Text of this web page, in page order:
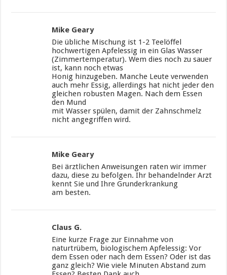
Mike Geary
Die übliche Mischung ist 1-2 Teelöffel
hochwertigen Apfelessig in ein Glas Wasser
(Zimmertemperatur). Wem dies noch zu sauer
ist, kann noch etwas
Honig hinzugeben. Manche Leute verwenden
auch mehr Essig, allerdings hat nicht jeder den
gleichen robusten Magen. Nach dem Essen
den Mund
mit Wasser spülen, damit der Zahnschmelz
nicht angegriffen wird.
Mike Geary
Bei ärztlichen Anweisungen raten wir immer
dazu, diese zu befolgen. Ihr behandelnder Arzt
kennt Sie und Ihre Grunderkrankung
am besten.
Claus G.
Eine kurze Frage zur Einnahme von
naturtrübem, biologischem Apfelessig: Vor
dem Essen oder nach dem Essen? Oder ist das
ganz gleich? Wie viele Minuten Abstand zum